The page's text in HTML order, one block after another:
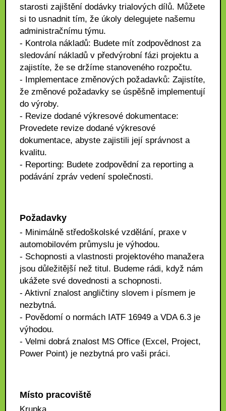
starosti zajištění dodávky trialových dílů. Můžete
si to usnadnit tím, že úkoly delegujete našemu
administračnímu týmu.
- Kontrola nákladů: Budete mít zodpovědnost za
sledování nákladů v předvýrobní fázi projektu a
zajistíte, že se držíme stanoveného rozpočtu.
- Implementace změnových požadavků: Zajistíte,
že změnové požadavky se úspěšně implementují
do výroby.
- Revize dodané výkresové dokumentace:
Provedete revize dodané výkresové
dokumentace, abyste zajistili její správnost a
kvalitu.
- Reporting: Budete zodpovědní za reporting a
podávání zpráv vedení společnosti.
Požadavky
- Minimálně středoškolské vzdělání, praxe v
automobilovém průmyslu je výhodou.
- Schopnosti a vlastnosti projektového manažera
jsou důležitější než titul. Budeme rádi, když nám
ukážete své dovednosti a schopnosti.
- Aktivní znalost angličtiny slovem i písmem je
nezbytná.
- Povědomí o normách IATF 16949 a VDA 6.3 je
výhodou.
- Velmi dobrá znalost MS Office (Excel, Project,
Power Point) je nezbytná pro vaši práci.
Místo pracoviště